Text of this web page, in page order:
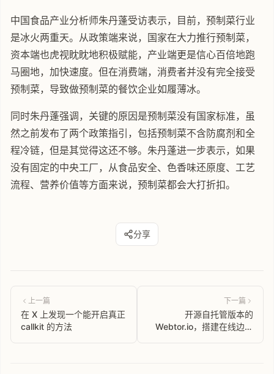
中国食品产业分析师朱丹蓬受访表示，目前，预制菜行业
是冰火两重天。从政策端来说，国家在大力推行预制菜，
资本端也虎视眈眈地积极赋能，产业端更是信心百倍地跑
马圈地，加快速度。但在消费端，消费者并没有完全接受
预制菜，导致做预制菜的餐饮企业如履薄冰。
同时朱丹蓬强调，关键的原因是预制菜没有国家标准，虽
然之前发布了两个政策指引，包括预制菜不含防腐剂和全
程冷链，但是其觉得这还不够。朱丹蓬进一步表示，如果
没有固定的中央工厂，从食品安全、色香味还原度、工艺
流程、营养价值等方面来说，预制菜都会大打折扣。
分享
上一篇
在 X 上发现一个能开启真正
callkit 的方法
下一篇
开源自托管版本的
Webtor.io，搭建在线边看